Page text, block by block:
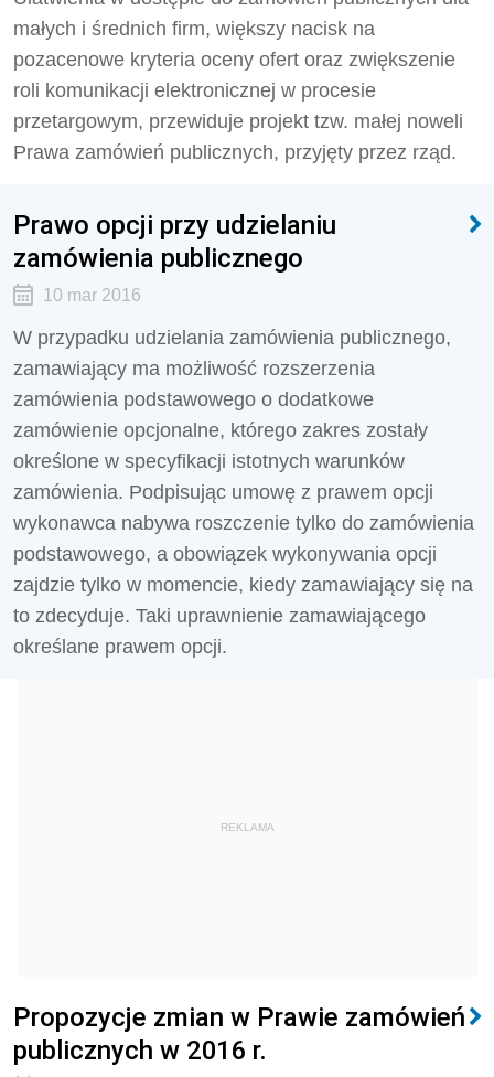
małych i średnich firm, większy nacisk na
pozacenowe kryteria oceny ofert oraz zwiększenie
roli komunikacji elektronicznej w procesie
przetargowym, przewiduje projekt tzw. małej noweli
Prawa zamówień publicznych, przyjęty przez rząd.
Prawo opcji przy udzielaniu
zamówienia publicznego
10 mar 2016
W przypadku udzielania zamówienia publicznego,
zamawiający ma możliwość rozszerzenia
zamówienia podstawowego o dodatkowe
zamówienie opcjonalne, którego zakres zostały
określone w specyfikacji istotnych warunków
zamówienia. Podpisując umowę z prawem opcji
wykonawca nabywa roszczenie tylko do zamówienia
podstawowego, a obowiązek wykonywania opcji
zajdzie tylko w momencie, kiedy zamawiający się na
to zdecyduje. Taki uprawnienie zamawiającego
określane prawem opcji.
REKLAMA
Propozycje zmian w Prawie zamówień
publicznych w 2016 r.